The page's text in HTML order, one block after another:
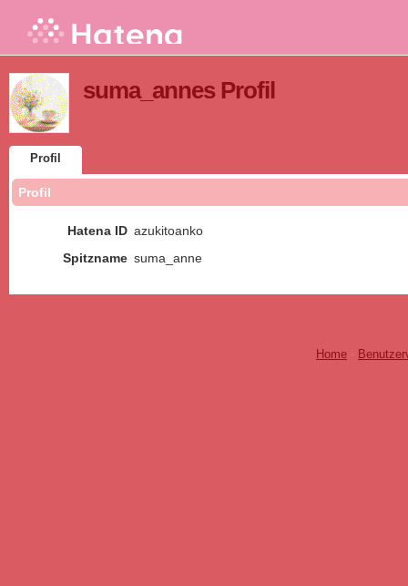
suma_annes Profil
Profil
Profil
Hatena ID azukitoanko
Spitzname suma_anne
Home -